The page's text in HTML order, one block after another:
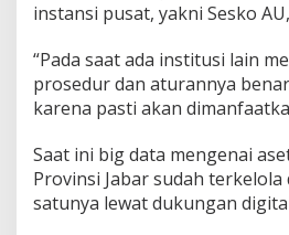
instansi pusat, yakni Sesko
“Pada saat ada institusi lain
prosedur dan aturannya
karena pasti akan
Saat ini big data mengenai
Provinsi Jabar sudah
satunya lewat dukungan